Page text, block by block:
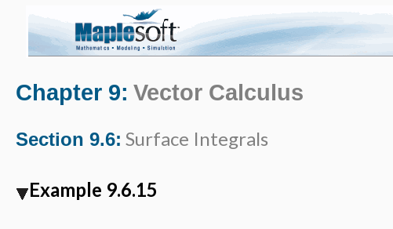
Chapter 9: Vector Calculus
Section 9.6: Surface Integrals
Example 9.6.15